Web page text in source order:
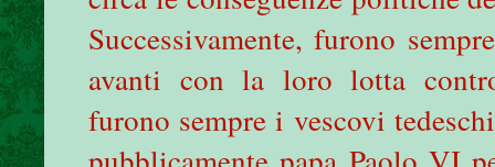
Successivamente, furono
avanti con la loro lotta
furono sempre i vescovi